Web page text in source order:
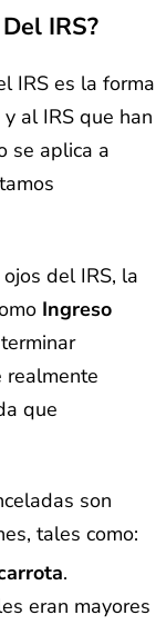
IRS?
IRS es la forma
al IRS que han
se aplica a
del IRS, la
Ingreso
realmente
que
son
tales como:
.
eran mayores